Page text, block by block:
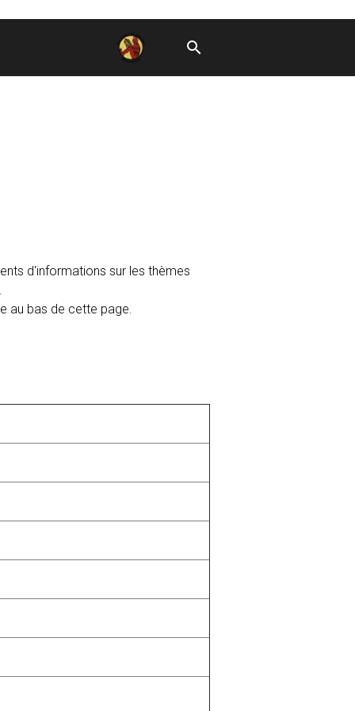
d'informations sur les thèmes
au bas de cette page.